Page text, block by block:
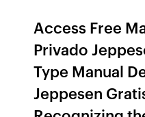
Access Free
Privado
Type Manual
Jeppesen